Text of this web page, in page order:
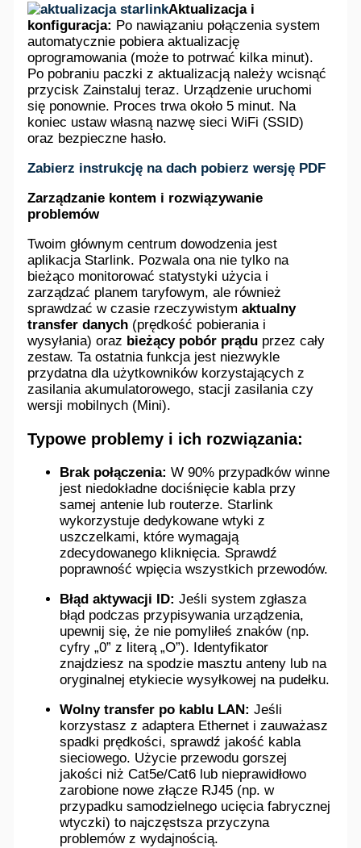
Aktualizacja i
konfiguracja: Po nawiązaniu połączenia system
automatycznie pobiera aktualizację
oprogramowania (może to potrwać kilka minut).
Po pobraniu paczki z aktualizacją należy wcisnąć
przycisk Zainstaluj teraz. Urządzenie uruchomi
się ponownie. Proces trwa około 5 minut. Na
koniec ustaw własną nazwę sieci WiFi (SSID)
oraz bezpieczne hasło.
Zabierz instrukcję na dach pobierz wersję PDF
Zarządzanie kontem i rozwiązywanie
problemów
Twoim głównym centrum dowodzenia jest
aplikacja Starlink. Pozwala ona nie tylko na
bieżąco monitorować statystyki użycia i
zarządzać planem taryfowym, ale również
sprawdzać w czasie rzeczywistymaktualny
transfer danych (prędkość pobierania i
wysyłania) oraz bieżący pobór prądu przez cały
zestaw. Ta ostatnia funkcja jest niezwykle
przydatna dla użytkowników korzystających z
zasilania akumulatorowego, stacji zasilania czy
wersji mobilnych (Mini).
Typowe problemy i ich rozwiązania:
Brak połączenia: W 90% przypadków winne
jest niedokładne dociśnięcie kabla przy
samej antenie lub routerze. Starlink
wykorzystuje dedykowane wtyki z
uszczelkami, które wymagają
zdecydowanego kliknięcia. Sprawdź
poprawność wpięcia wszystkich przewodów.
Błąd aktywacji ID: Jeśli system zgłasza
błąd podczas przypisywania urządzenia,
upewnij się, że nie pomyliłeś znaków (np.
cyfry „0” z literą „O”). Identyfikator
znajdziesz na spodzie masztu anteny lub na
oryginalnej etykiecie wysyłkowej na pudełku.
Wolny transfer po kablu LAN: Jeśli
korzystasz z adaptera Ethernet i zauważasz
spadki prędkości, sprawdź jakość kabla
sieciowego. Użycie przewodu gorszej
jakości niż Cat5e/Cat6 lub nieprawidłowo
zarobione nowe złącze RJ45 (np. w
przypadku samodzielnego ucięcia fabrycznej
wtyczki) to najczęstsza przyczyna
problemów z wydajnością.